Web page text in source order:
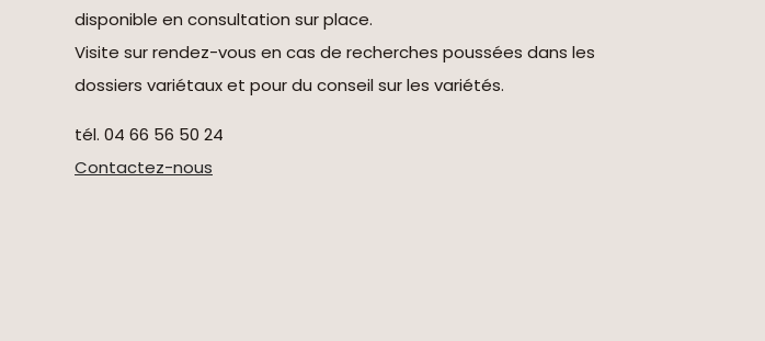
disponible en consultation sur place.
Visite sur rendez-vous en cas de recherches poussées dans les
dossiers variétaux et pour du conseil sur les variétés.
tél. 04 66 56 50 24
Contactez-nous